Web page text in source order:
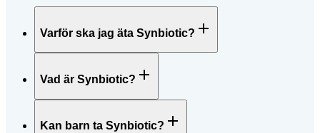
Varför ska jag äta Synbiotic?
Vad är Synbiotic?
Kan barn ta Synbiotic?